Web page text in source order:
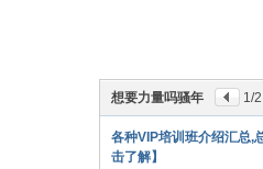
想要力量吗骚年 1/2
各种VIP培训班介绍汇总,
击了解】